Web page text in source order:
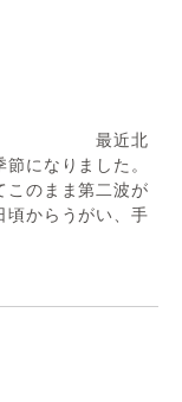
です。 最近北
になりました。
このまま第二波が
頃からうがい、手